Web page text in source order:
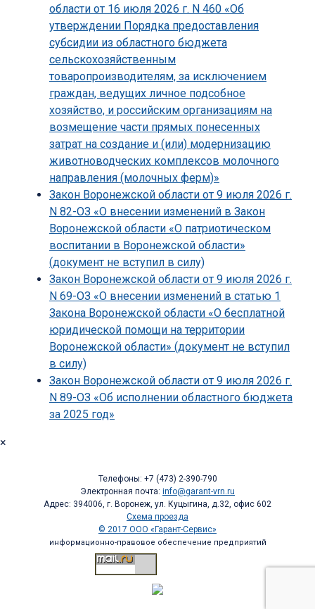
области от 16 июля 2026 г. N 460 «Об
утверждении Порядка предоставления
субсидии из областного бюджета
сельскохозяйственным
товаропроизводителям, за исключением
граждан, ведущих личное подсобное
хозяйство, и российским организациям на
возмещение части прямых понесенных
затрат на создание и (или) модернизацию
животноводческих комплексов молочного
направления (молочных ферм)»
Закон Воронежской области от 9 июля 2026 г.
N 82-ОЗ «О внесении изменений в Закон
Воронежской области «О патриотическом
воспитании в Воронежской области»
(документ не вступил в силу)
Закон Воронежской области от 9 июля 2026 г.
N 69-ОЗ «О внесении изменений в статью 1
Закона Воронежской области «О бесплатной
юридической помощи на территории
Воронежской области» (документ не вступил
в силу)
Закон Воронежской области от 9 июля 2026 г.
N 89-ОЗ «Об исполнении областного бюджета
за 2025 год»
×
Телефоны: +7 (473) 2-390-790
Электронная почта: info@garant-vrn.ru
Адрес: 394006, г. Воронеж, ул. Куцыгина, д.32, офис 602
Схема проезда
© 2017 ООО «Гарант-Сервис»
информационно-правовое обеспечение предприятий